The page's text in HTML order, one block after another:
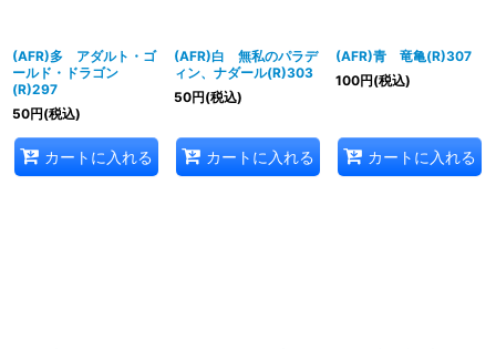
(AFR)多 アダルト・ゴ
ールド・ドラゴン
(R)297
50円(税込)
カートに入れる
(AFR)白 無私のパラデ
ィン、ナダール(R)303
50円(税込)
カートに入れる
(AFR)青 竜亀(R)307
100円(税込)
カートに入れる